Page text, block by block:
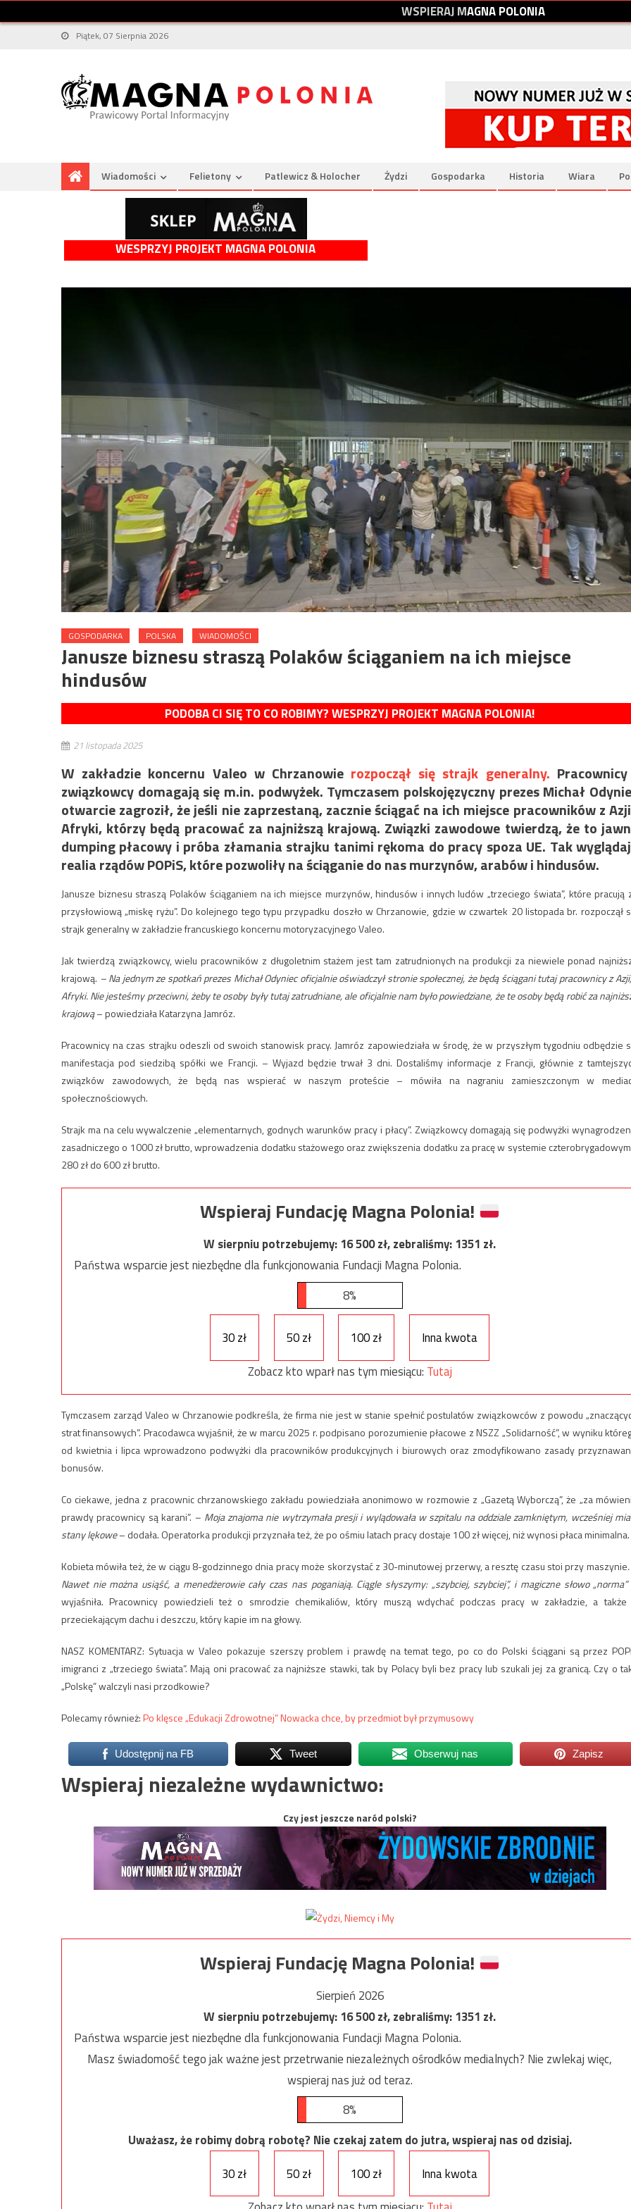
WSPIERAJMAGNAPOLONIA
Piątek, 07 Sierpnia 2026
Wiadomości Felietony Patlewicz & Holocher Żydzi Gospodarka Historia Wiara
WESPRZYJ PROJEKT MAGNA POLONIA
GOSPODARKA POLSKA WIADOMOŚCI
Janusze biznesu straszą Polaków ściąganiem na ich miejsce
hindusów
PODOBA CI SIĘ TO CO ROBIMY? WESPRZYJ PROJEKT MAGNA POLONIA!
21 listopada 2025
W zakładzie koncernu Valeo w Chrzanowie rozpoczął się strajk generalny.
związkowcy domagają się m.in. podwyżek. Tymczasem polskojęzyczny prezes Michał
otwarcie zagroził, że jeśli nie zaprzestaną, zacznie ściągać na ich miejsce pracowników z
Afryki, którzy będą pracować za najniższą krajową. Związki zawodowe twierdzą, że to
dumping płacowy i próba złamania strajku tanimi rękoma do pracy spoza UE. Tak
realia rządów POPiS, które pozwoliły na ściąganie do nas murzynów, arabów i hindusów.
Janusze biznesu straszą Polaków ściąganiem na ich miejsce murzynów, hindusów i innych ludów „trzeciego świata”, które pracują
przysłowiową „miskę ryżu”. Do kolejnego tego typu przypadku doszło w Chrzanowie, gdzie w czwartek 20 listopada br. rozpoczął
strajk generalny w zakładzie francuskiego koncernu motoryzacyjnego Valeo.
Jak twierdzą związkowcy, wielu pracowników z długoletnim stażem jest tam zatrudnionych na produkcji za niewiele ponad
krajową. – Na jednym ze spotkań prezes Michał Odyniec oficjalnie oświadczył stronie społecznej, że będą ściągani tutaj pracownicy z
Afryki. Nie jesteśmy przeciwni, żeby te osoby były tutaj zatrudniane, ale oficjalnie nam było powiedziane, że te osoby będą robić za
krajową– powiedziała Katarzyna Jamróz.
Pracownicy na czas strajku odeszli od swoich stanowisk pracy. Jamróz zapowiedziała w środę, że w przyszłym tygodniu odbędzie
manifestacja pod siedzibą spółki we Francji. – Wyjazd będzie trwał 3 dni. Dostaliśmy informacje z Francji, głównie z
związków zawodowych, że będą nas wspierać w naszym proteście – mówiła na nagraniu zamieszczonym w
społecznościowych.
Strajk ma na celu wywalczenie „elementarnych, godnych warunków pracy i płacy”. Związkowcy domagają się podwyżki
zasadniczego o 1000 zł brutto, wprowadzenia dodatku stażowego oraz zwiększenia dodatku za pracę w systemie
280 zł do 600 zł brutto.
Wspieraj Fundację Magna Polonia!
W sierpniu potrzebujemy:16 500zł, zebraliśmy:1351 zł.
Państwa wsparcie jest niezbędne dla funkcjonowania Fundacji Magna Polonia.
8%
30 zł 50 zł 100 zł
Inna kwota
Zobacz kto wparł nas tym miesiącu: Tutaj
Tymczasem zarząd Valeo w Chrzanowie podkreśla, że firma nie jest w stanie spełnić postulatów związkowców z powodu
strat finansowych”. Pracodawca wyjaśnił, że w marcu 2025 r. podpisano porozumienie płacowe z NSZZ „Solidarność”, w wyniku
od kwietnia i lipca wprowadzono podwyżki dla pracowników produkcyjnych i biurowych oraz zmodyfikowano zasady
bonusów.
Co ciekawe, jedna z pracownic chrzanowskiego zakładu powiedziała anonimowo w rozmowie z „Gazetą Wyborczą”, że „za
prawdy pracownicy są karani”. – Moja znajoma nie wytrzymała presji i wylądowała w szpitalu na oddziale zamkniętym, wcześniej
stany lękowe– dodała. Operatorka produkcji przyznała też, że po ośmiu latach pracy dostaje 100 zł więcej, niż wynosi płaca minimalna.
Kobieta mówiła też, że w ciągu 8-godzinnego dnia pracy może skorzystać z 30-minutowej przerwy, a resztę czasu stoi przy maszynie
Nawet nie można usiąść, a menedżerowie cały czas nas poganiają. Ciągle słyszymy: „szybciej, szybciej”, i magiczne słowo „norma”
wyjaśniła. Pracownicy powiedzieli też o smrodzie chemikaliów, który muszą wdychać podczas pracy w zakładzie, a
przeciekającym dachu i deszczu, który kapie im na głowy.
NASZ KOMENTARZ: Sytuacja w Valeo pokazuje szerszy problem i prawdę na temat tego, po co do Polski ściągani są przez
imigranci z „trzeciego świata”. Mają oni pracować za najniższe stawki, tak by Polacy byli bez pracy lub szukali jej za granicą. Czy o
„Polskę” walczyli nasi przodkowie?
Polecamy również:Po klęsce „Edukacji Zdrowotnej” Nowacka chce, by przedmiot był przymusowy
Udostępnij na FB Tweet Obserwuj nas Zapisz
Wspieraj niezależne wydawnictwo:
Czy jest jeszcze naród polski?
Wspieraj Fundację Magna Polonia!
Sierpień 2026
W sierpniu potrzebujemy:16 500zł, zebraliśmy:1351 zł.
Państwa wsparcie jest niezbędne dla funkcjonowania Fundacji Magna Polonia.
Masz świadomość tego jak ważne jest przetrwanie niezależnych ośrodków medialnych? Nie zwlekaj więc,
wspieraj nas już od teraz.
8%
Uważasz, że robimy dobrą robotę? Nie czekaj zatem do jutra, wspieraj nas od dzisiaj.
30 zł
50 zł 100 zł
Inna kwota